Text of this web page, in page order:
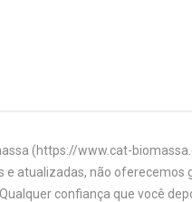
(https://www.cat-
atualizadas, não
confiança que você